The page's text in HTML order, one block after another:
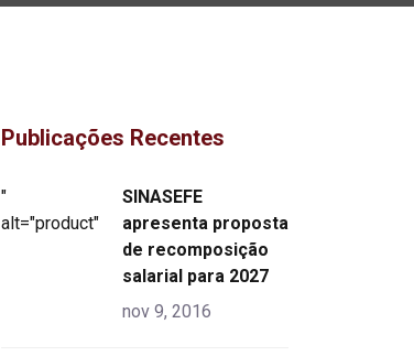
Publicações Recentes
"
alt="product">
SINASEFE
apresenta proposta
de recomposição
salarial para 2027
nov 9, 2016